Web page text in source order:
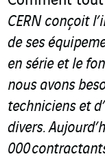
CERN conçoit
de ses
en série et le
nous avons
techniciens et
divers.
000